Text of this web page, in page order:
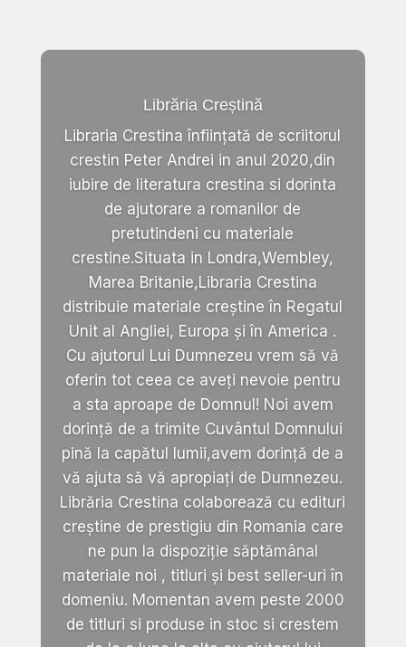
Librăria Creștină
Libraria Crestina înființată de scriitorul
crestin Peter Andrei in anul 2020,din
iubire de literatura crestina si dorinta
de ajutorare a romanilor de
pretutindeni cu materiale
crestine.Situata in Londra,Wembley,
Marea Britanie,Libraria Crestina
distribuie materiale creștine în Regatul
Unit al Angliei, Europa și în America .
Cu ajutorul Lui Dumnezeu vrem să vă
oferin tot ceea ce aveți nevoie pentru
a sta aproape de Domnul! Noi avem
dorință de a trimite Cuvântul Domnului
pină la capătul lumii,avem dorință de a
vă ajuta să vă apropiați de Dumnezeu.
Librăria Crestina colaborează cu edituri
creștine de prestigiu din Romania care
ne pun la dispoziție săptămânal
materiale noi , titluri și best seller-uri în
domeniu. Momentan avem peste 2000
de titluri si produse in stoc si crestem